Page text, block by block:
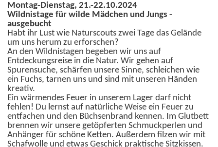
Montag-Dienstag, 21.-22.10.2024
Wildnistage für wilde Mädchen und Jungs -
ausgebucht
Habt ihr Lust wie Naturscouts zwei Tage das Gelände
um uns herum zu erforschen?
An den Wildnistagen begeben wir uns auf
Entdeckungsreise in die Natur. Wir gehen auf
Spurensuche, schärfen unsere Sinne, schleichen wie
ein Fuchs, tarnen uns und sind mit unseren Händen
kreativ.
Ein wärmendes Feuer in unserem Lager darf nicht
fehlen! Du lernst auf natürliche Weise ein Feuer zu
entfachen und den Büchsenbrand kennen. Im Glutbett
brennen wir unsere getöpferten Schmuckperlen und
Anhänger für schöne Ketten. Außerdem filzen wir mit
Schafwolle und etwas Geschick praktische Sitzkissen.